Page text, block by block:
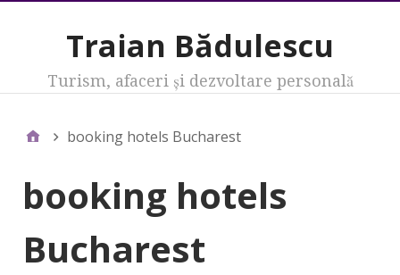
Traian Bădulescu
Turism, afaceri şi dezvoltare personală
booking hotels Bucharest
booking hotels
Bucharest